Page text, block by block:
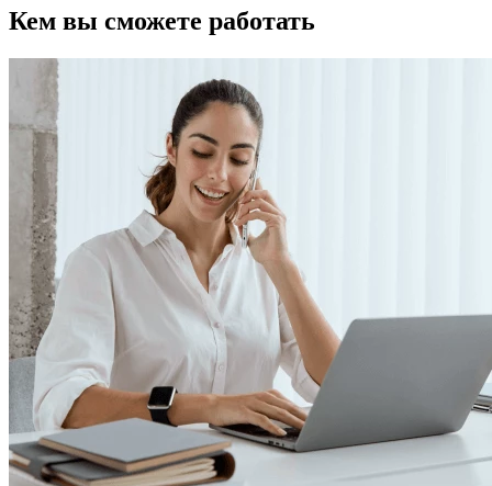
Кем вы сможете работать